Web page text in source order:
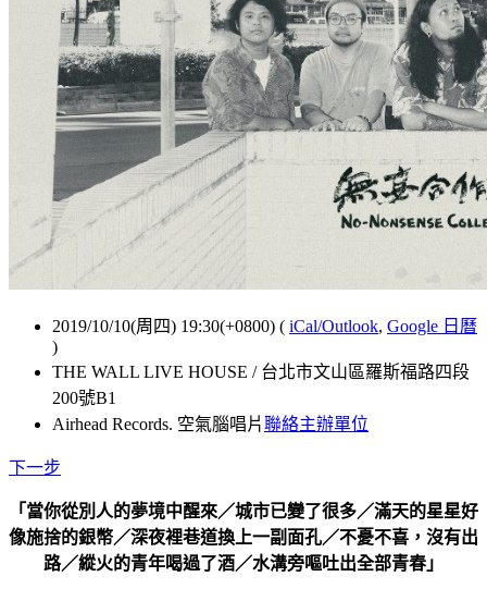
2019/10/10(周四) 19:30(+0800) ( iCal/Outlook, Google 日曆
)
THE WALL LIVE HOUSE / 台北市文山區羅斯福路四段
200號B1
Airhead Records. 空氣腦唱片聯絡主辦單位
下一步
「當你從別人的夢境中醒來／城市已變了很多／滿天的星星好
像施捨的銀幣／深夜裡巷道換上一副面孔／不憂不喜，沒有出
路／縱火的青年喝過了酒／水溝旁嘔吐出全部青春」